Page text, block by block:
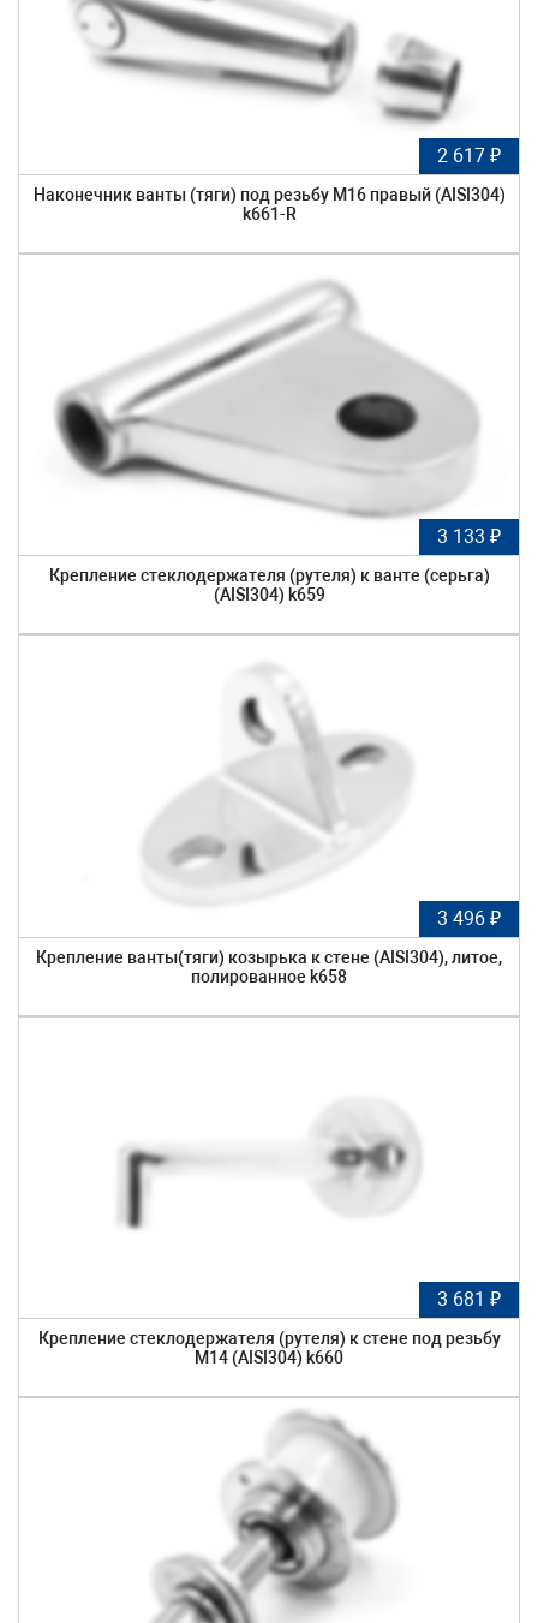
2 617 ₽
Наконечник ванты (тяги) под резьбу М16 правый (AISI304)
k661-R
3 133 ₽
Крепление стеклодержателя (рутеля) к ванте (серьга)
(AISI304) k659
3 496 ₽
Крепление ванты(тяги) козырька к стене (AISI304), литое,
полированное k658
3 681 ₽
Крепление стеклодержателя (рутеля) к стене под резьбу
М14 (AISI304) k660